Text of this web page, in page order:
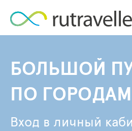
БОЛЬШОЙ
ПО
Вход в личный